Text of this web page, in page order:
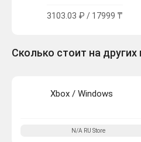
3103.03 ₽ / 17999 ₸
Сколько стоит на
Xbox / Windows
N/A RU Store